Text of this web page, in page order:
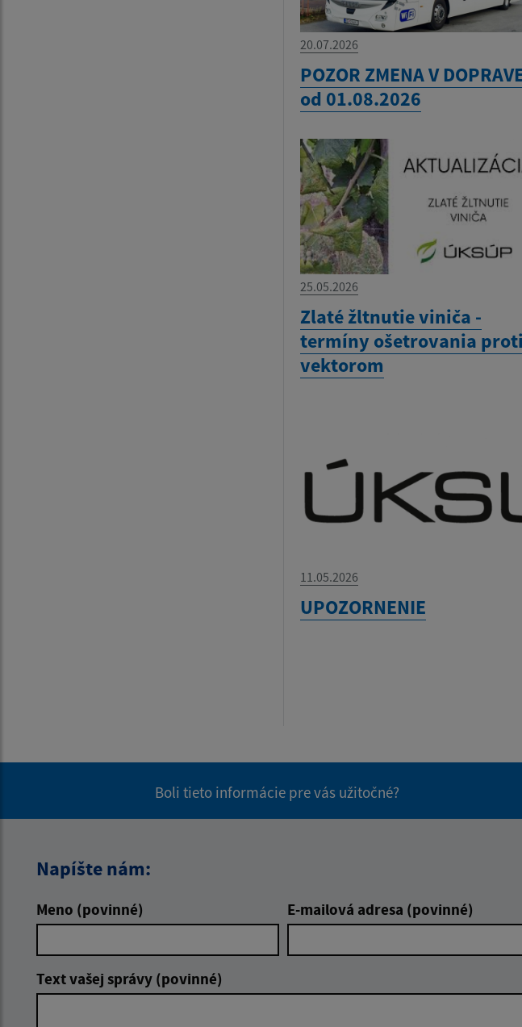
20.07.2026
POZOR ZMENA V
od 01.08.2026
25.05.2026
Zlaté žltnutie viniča -
termíny ošetrovania proti
vektorom
11.05.2026
UPOZORNENIE
Boli tieto informácie pre vás užitočné?
Napíšte nám:
Meno (povinné) E-mailová adresa (povinné)
Text vašej správy (povinné)